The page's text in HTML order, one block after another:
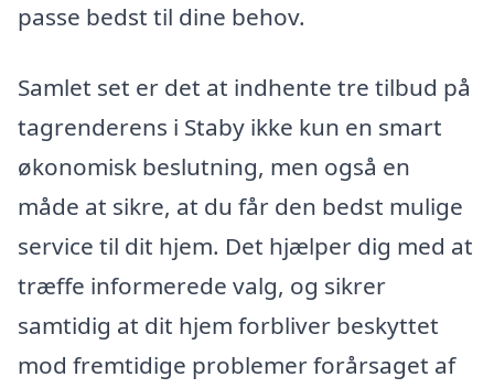
passe bedst til dine behov.
Samlet set er det at indhente tre tilbud på
tagrenderens i Staby ikke kun en smart
økonomisk beslutning, men også en
måde at sikre, at du får den bedst mulige
service til dit hjem. Det hjælper dig med at
træffe informerede valg, og sikrer
samtidig at dit hjem forbliver beskyttet
mod fremtidige problemer forårsaget af